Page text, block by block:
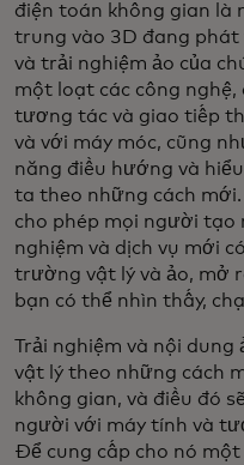
điện toán không gian
trung vào 3D đang
và trải nghiệm ảo của
một loạt các công
tương tác và giao tiếp
và với máy móc, cũng
năng điều hướng và
ta theo những cách
cho phép mọi người tạo
nghiệm và dịch vụ mới
trường vật lý và ảo, mở
bạn có thể nhìn thấy,
Trải nghiệm và nội
vật lý theo những cách
không gian, và điều đó
người với máy tính và
Để cung cấp cho nó